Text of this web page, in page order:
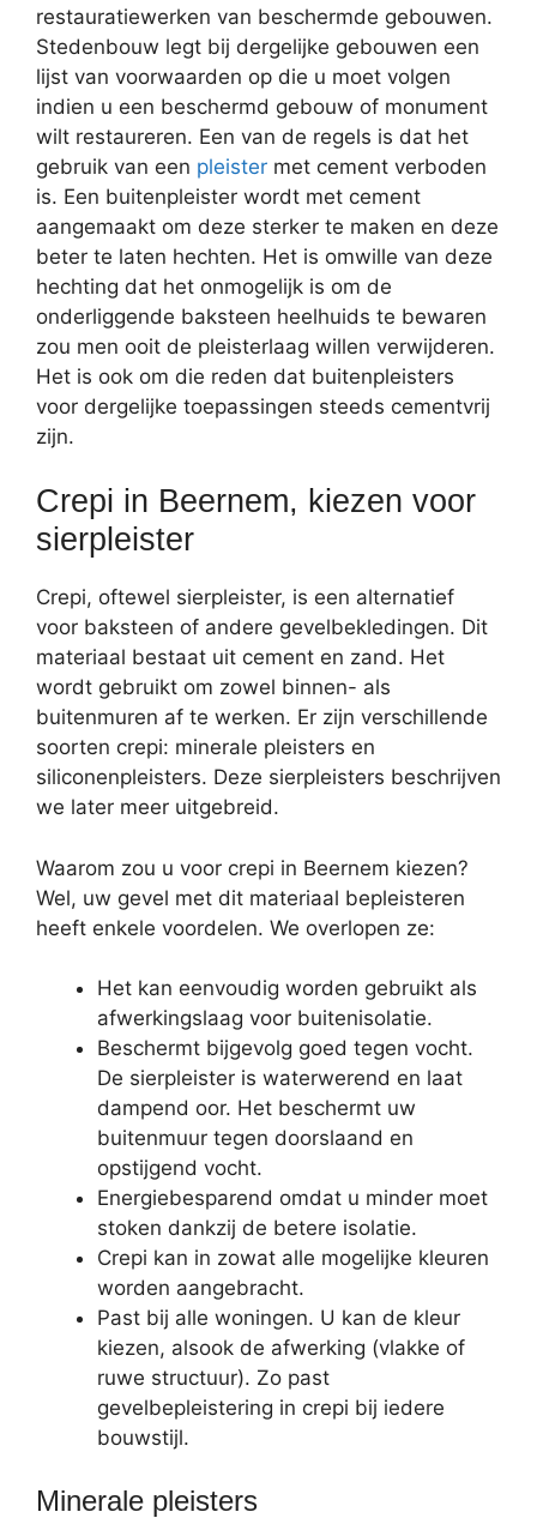
restauratiewerken van beschermde gebouwen.
Stedenbouw legt bij dergelijke gebouwen een
lijst van voorwaarden op die u moet volgen
indien u een beschermd gebouw of monument
wilt restaureren. Een van de regels is dat het
gebruik van een pleister met cement verboden
is. Een buitenpleister wordt met cement
aangemaakt om deze sterker te maken en deze
beter te laten hechten. Het is omwille van deze
hechting dat het onmogelijk is om de
onderliggende baksteen heelhuids te bewaren
zou men ooit de pleisterlaag willen verwijderen.
Het is ook om die reden dat buitenpleisters
voor dergelijke toepassingen steeds cementvrij
zijn.
Crepi in Beernem, kiezen voor
sierpleister
Crepi, oftewel sierpleister, is een alternatief
voor baksteen of andere gevelbekledingen. Dit
materiaal bestaat uit cement en zand. Het
wordt gebruikt om zowel binnen- als
buitenmuren af te werken. Er zijn verschillende
soorten crepi: minerale pleisters en
siliconenpleisters. Deze sierpleisters beschrijven
we later meer uitgebreid.
Waarom zou u voor crepi in Beernem kiezen?
Wel, uw gevel met dit materiaal bepleisteren
heeft enkele voordelen. We overlopen ze:
Het kan eenvoudig worden gebruikt als
afwerkingslaag voor buitenisolatie.
Beschermt bijgevolg goed tegen vocht.
De sierpleister is waterwerend en laat
dampend oor. Het beschermt uw
buitenmuur tegen doorslaand en
opstijgend vocht.
Energiebesparend omdat u minder moet
stoken dankzij de betere isolatie.
Crepi kan in zowat alle mogelijke kleuren
worden aangebracht.
Past bij alle woningen. U kan de kleur
kiezen, alsook de afwerking (vlakke of
ruwe structuur). Zo past
gevelbepleistering in crepi bij iedere
bouwstijl.
Minerale pleisters